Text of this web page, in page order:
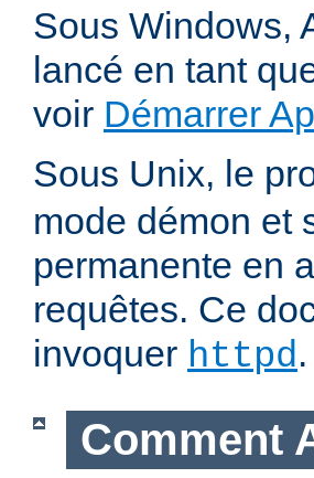
Sous Windows,
lancé en tant
voir Démarrer
Sous Unix, le
mode démon et
permanente en
requêtes. Ce
invoquer httpd.
Comment